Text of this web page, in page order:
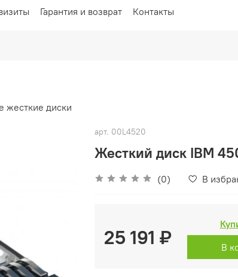
Гарантия и возврат Контакты
жесткие диски
арт. 00L4520
Жесткий диск IBM
(0) В
25 191 ₽
В